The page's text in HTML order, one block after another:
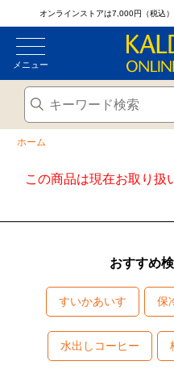
オンラインストアは7,000円（税込
メニュー
ホーム
この商品は現在お取り扱
おすすめ
すいかあいす 保
水出しコーヒー